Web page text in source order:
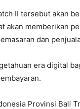
II tersebut akan
akan memberikan
dan
era digital
Provinsi Bali